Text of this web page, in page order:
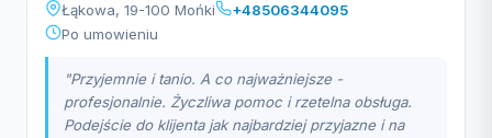
Łąkowa, 19-100 Mońki
+48506344095
Po umowieniu
"Przyjemnie i tanio. A co najważniejsze -
profesjonalnie. Życzliwa pomoc i rzetelna obsługa.
Podejście do klijenta jak najbardziej przyjazne i na